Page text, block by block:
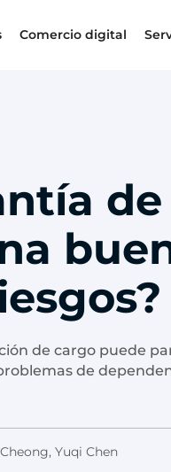
Comercio digital
de cargo puede
de
Yuqi Chen